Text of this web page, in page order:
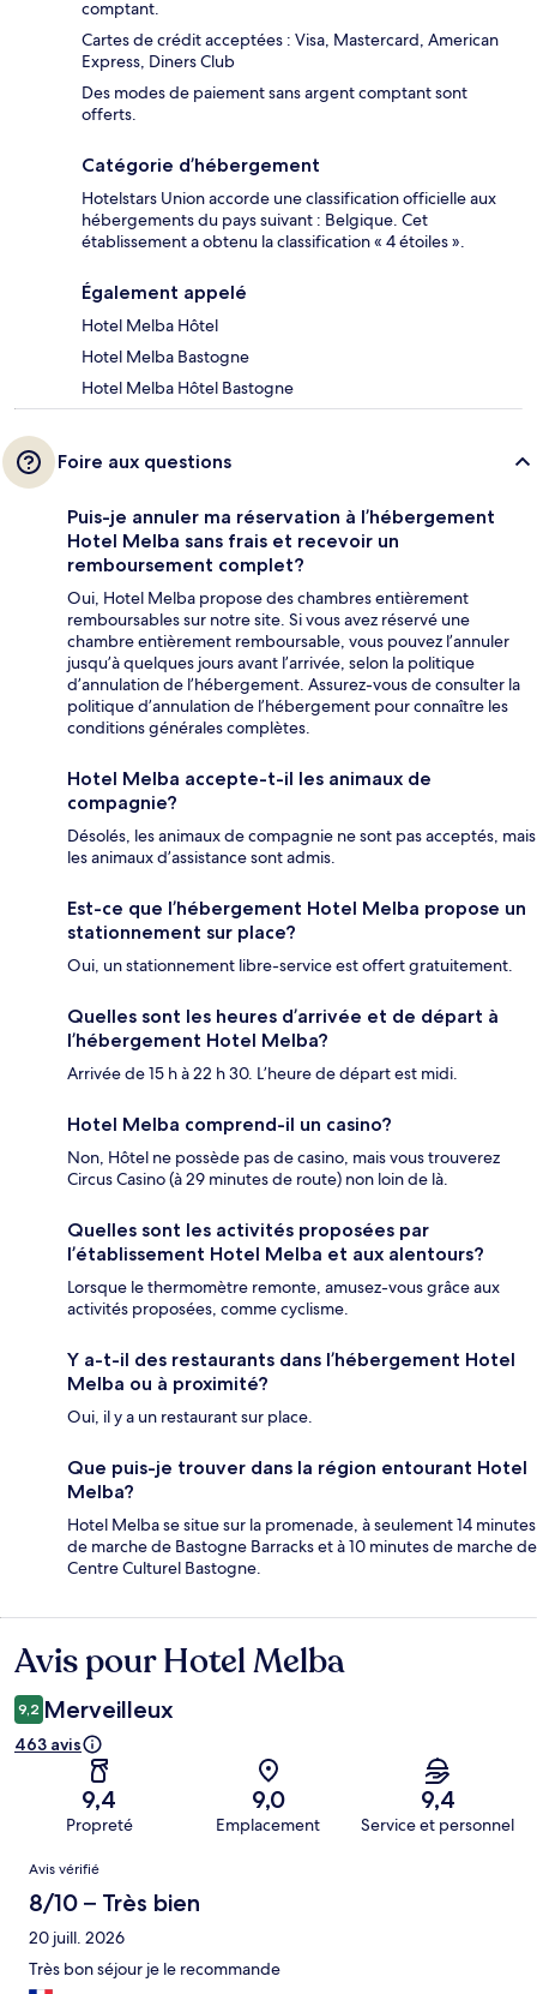
comptant.
Cartes de crédit acceptées : Visa, Mastercard, American
Express, Diners Club
Des modes de paiement sans argent comptant sont
offerts.
Catégorie d’hébergement
Hotelstars Union accorde une classification officielle aux
hébergements du pays suivant : Belgique. Cet
établissement a obtenu la classification « 4 étoiles ».
Également appelé
Hotel Melba Hôtel
Hotel Melba Bastogne
Hotel Melba Hôtel Bastogne
Foire aux questions
Puis-je annuler ma réservation à l’hébergement
Hotel Melba sans frais et recevoir un
remboursement complet?
Oui, Hotel Melba propose des chambres entièrement
remboursables sur notre site. Si vous avez réservé une
chambre entièrement remboursable, vous pouvez l’annuler
jusqu’à quelques jours avant l’arrivée, selon la politique
d’annulation de l’hébergement. Assurez-vous de consulter la
politique d’annulation de l’hébergement pour connaître les
conditions générales complètes.
Hotel Melba accepte-t-il les animaux de
compagnie?
Désolés, les animaux de compagnie ne sont pas acceptés, mais
les animaux d’assistance sont admis.
Est-ce que l’hébergement Hotel Melba propose un
stationnement sur place?
Oui, un stationnement libre-service est offert gratuitement.
Quelles sont les heures d’arrivée et de départ à
l’hébergement Hotel Melba?
Arrivée de 15 h à 22 h 30. L’heure de départ est midi.
Hotel Melba comprend-il un casino?
Non, Hôtel ne possède pas de casino, mais vous trouverez
Circus Casino (à 29 minutes de route) non loin de là.
Quelles sont les activités proposées par
l’établissement Hotel Melba et aux alentours?
Lorsque le thermomètre remonte, amusez-vous grâce aux
activités proposées, comme cyclisme.
Y a-t-il des restaurants dans l’hébergement Hotel
Melba ou à proximité?
Oui, il y a un restaurant sur place.
Que puis-je trouver dans la région entourant Hotel
Melba?
Hotel Melba se situe sur la promenade, à seulement 14 minutes
de marche de Bastogne Barracks et à 10 minutes de marche de
Centre Culturel Bastogne.
Avis
Avis pour Hotel Melba
9,2 Merveilleux
463 avis
9,4
Propreté
9,0
Emplacement
9,4
Service et personnel
Avis
Avis vérifié
8/10 – Très bien
20 juill. 2026
Très bon séjour je le recommande